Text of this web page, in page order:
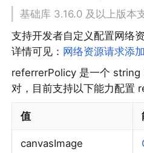
基础库 3.16.0 及以上版本
支持开发者自定义配置网络
详情可见： 网络资源请求添
referrerPolicy 是一个
对，目前支持以下能力配置
值
canvasImage